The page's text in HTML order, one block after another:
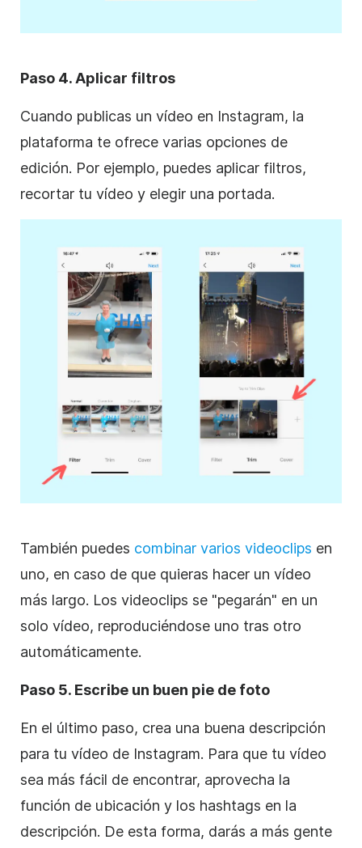
Paso 4. Aplicar filtros
Cuando publicas un vídeo en Instagram, la
plataforma te ofrece varias opciones de
edición. Por ejemplo, puedes aplicar filtros,
recortar tu vídeo y elegir una portada.
También puedes combinar varios videoclips en
uno, en caso de que quieras hacer un vídeo
más largo. Los videoclips se "pegarán" en un
solo vídeo, reproduciéndose uno tras otro
automáticamente.
Paso 5. Escribe un buen pie de foto
En el último paso, crea una buena descripción
para tu vídeo de Instagram. Para que tu vídeo
sea más fácil de encontrar, aprovecha la
función de ubicación y los hashtags en la
descripción. De esta forma, darás a más gente